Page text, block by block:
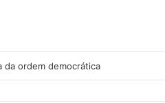
da ordem democrática